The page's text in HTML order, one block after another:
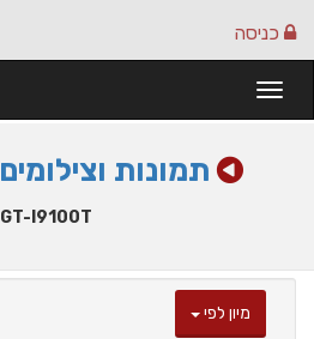
כניסה
תמונות וצילומים
GT-I9100T
מיון לפי